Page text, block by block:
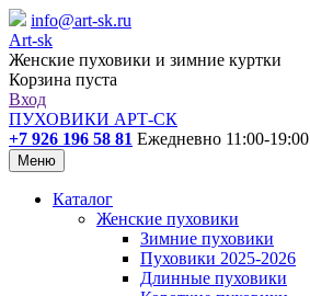
info@art-sk.ru
Art-sk
Женские пуховики и зимние куртки
Корзина пуста
Вход
ПУХОВИКИ АРТ-СК
+7 926 196 58 81 Ежедневно 11:00-19:00
Меню
Каталог
Женские пуховики
Зимние пуховики
Пуховики 2025-2026
Длинные пуховики